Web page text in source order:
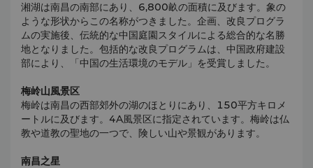
湘湖は南昌の南部にあり、6,800畝の面積に及びます。象の
ような形状からこの名称がつきました。企画、改良プログラ
ムの実施後、伝統的な中国庭園スタイルによる総合的な名勝
地となりました。包括的な改良プログラムは、中国政府建設
部により、「中国の生活環境のモデル」を受賞しました。
梅岭山風景区
梅岭は南昌の西部郊外の湖のほとりにあり、150平方キロメ
ートルに及びます。4A風景区に指定されています。梅岭は仏
教や道教の聖地の一つで、険しい山や景観があります。
南昌之星